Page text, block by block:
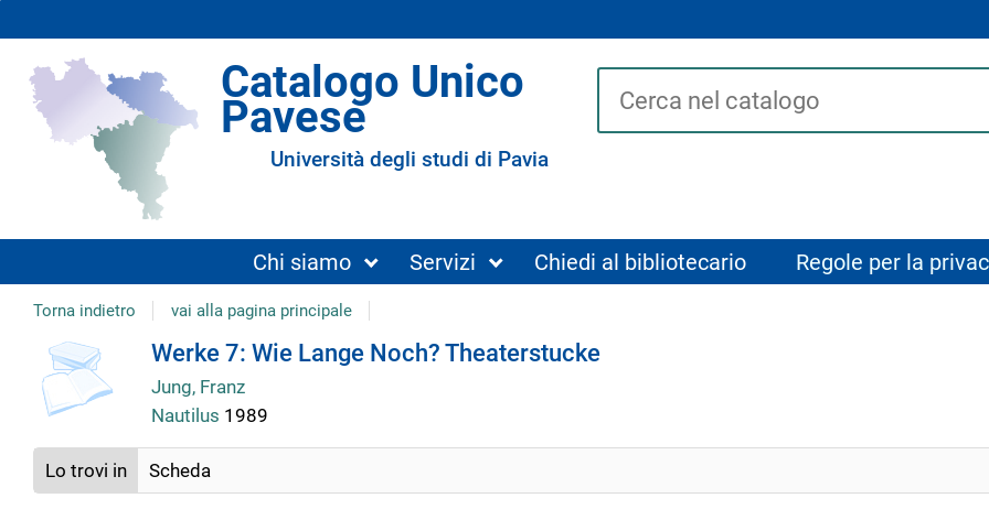
Catalogo Unico
Pavese
Università degli studi di Pavia
Cerca su "Catalogo"
Chi siamo Servizi Chiedi al bibliotecario Regole per la
Torna indietro vai alla pagina principale
Dettaglio
del
documento
copertina Werke 7: Wie Lange Noch? Theaterstucke
Jung, Franz
Nautilus 1989
Lo trovi in Scheda